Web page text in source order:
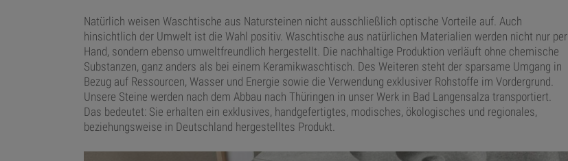
Natürlich weisen Waschtische aus Natursteinen nicht ausschließlich optische Vorteile auf. Auch
hinsichtlich der Umwelt ist die Wahl positiv. Waschtische aus natürlichen Materialien werden nicht nur per
Hand, sondern ebenso umweltfreundlich hergestellt. Die nachhaltige Produktion verläuft ohne chemische
Substanzen, ganz anders als bei einem Keramikwaschtisch. Des Weiteren steht der sparsame Umgang in
Bezug auf Ressourcen, Wasser und Energie sowie die Verwendung exklusiver Rohstoffe im Vordergrund.
Unsere Steine werden nach dem Abbau nach Thüringen in unser Werk in Bad Langensalza transportiert.
Das bedeutet: Sie erhalten ein exklusives, handgefertigtes, modisches, ökologisches und regionales,
beziehungsweise in Deutschland hergestelltes Produkt.